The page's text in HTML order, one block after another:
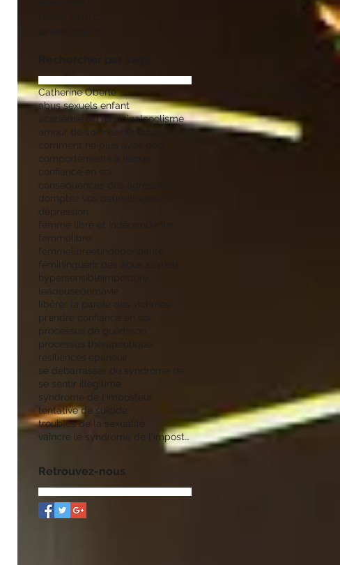
Catherine Oberlé
abus sexuels enfant
académie du fémininalcoolisme
amour de soi
briser le tabou
comment ne plus avoir peur
comportements à risque
confiance en soi
domptez vos peurs
dépression
femme libre et indépendante
femmelibre
femmelibreetindépendante
féminin guérir des abus sexuels
hypersensible
imposture
leadeusedemavie
libérer la parole des victimes
prendre confiance en soi
processus de guérisson
processus thérapeutique
résilience
s'épanouir
se sentir illégitime
syndrome de l'imposteur
tentative de suicide
troubles de la sexualité
vaincre le syndrome de l'imposteur
Retrouvez-nous